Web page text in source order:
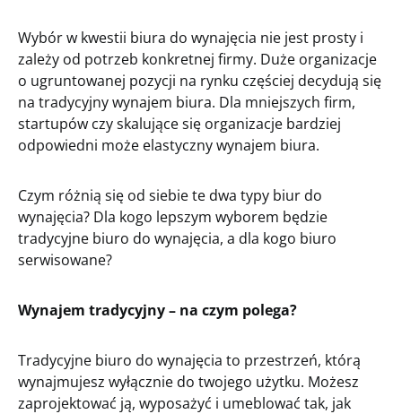
Wybór w kwestii biura do wynajęcia nie jest prosty i
zależy od potrzeb konkretnej firmy. Duże organizacje
o ugruntowanej pozycji na rynku częściej decydują się
na tradycyjny wynajem biura. Dla mniejszych firm,
startupów czy skalujące się organizacje bardziej
odpowiedni może elastyczny wynajem biura.
Czym różnią się od siebie te dwa typy biur do
wynajęcia? Dla kogo lepszym wyborem będzie
tradycyjne biuro do wynajęcia, a dla kogo biuro
serwisowane?
Wynajem tradycyjny – na czym polega?
Tradycyjne biuro do wynajęcia to przestrzeń, którą
wynajmujesz wyłącznie do twojego użytku. Możesz
zaprojektować ją, wyposażyć i umeblować tak, jak